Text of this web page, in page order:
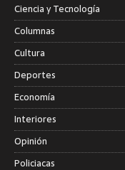
Ciencia y Tecnología
Columnas
Cultura
Deportes
Economía
Interiores
Opinión
Policiacas